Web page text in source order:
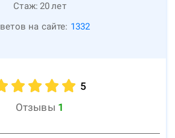
Стаж: 20лет
на сайте: 1332
5
Отзывы 1